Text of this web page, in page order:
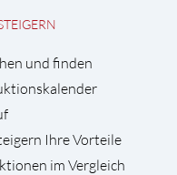
und finden
Ihre Vorteile
im Vergleich